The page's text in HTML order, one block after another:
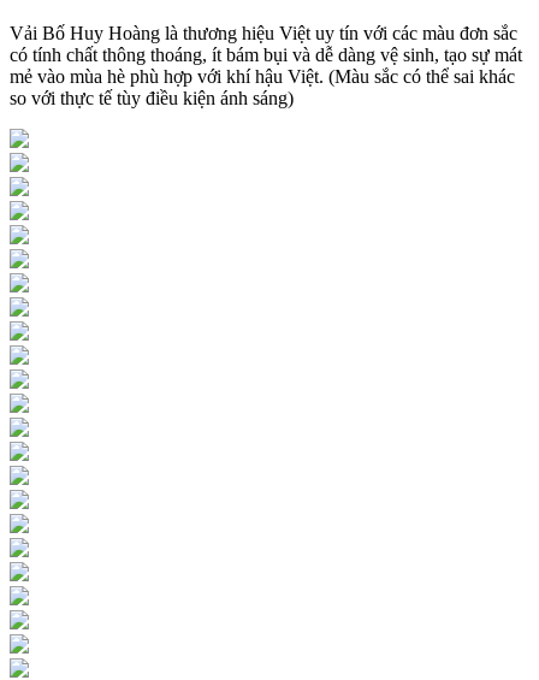
Vải Bố Huy Hoàng là thương hiệu Việt uy tín với các màu đơn sắc
có tính chất thông thoáng, ít bám bụi và dễ dàng vệ sinh, tạo sự mát
mẻ vào mùa hè phù hợp với khí hậu Việt. (Màu sắc có thể sai khác
so với thực tế tùy điều kiện ánh sáng)